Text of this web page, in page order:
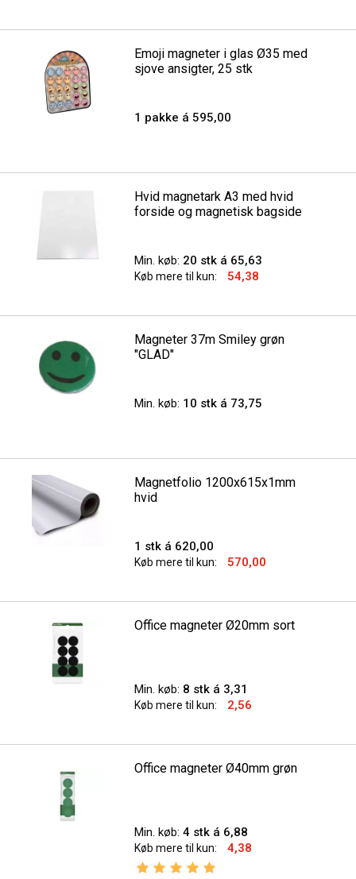
Emoji magneter i glas Ø35 med
sjove ansigter, 25 stk
1 pakke á 595,00
Hvid magnetark A3 med hvid
forside og magnetisk bagside
Min. køb: 20 stk á 65,63
Køb mere til kun: 54,38
Magneter 37m Smiley grøn
"GLAD"
Min. køb: 10 stk á 73,75
Magnetfolio 1200x615x1mm
hvid
1 stk á 620,00
Køb mere til kun: 570,00
Office magneter Ø20mm sort
Min. køb: 8 stk á 3,31
Køb mere til kun: 2,56
Office magneter Ø40mm grøn
Min. køb: 4 stk á 6,88
Køb mere til kun: 4,38
Vurdering: